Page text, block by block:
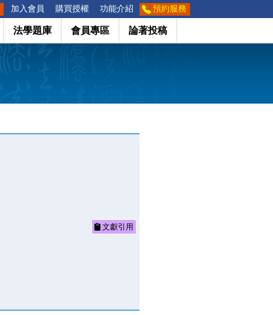
加入會員 購買授權 功能介紹 預約服務
法學題庫 會員專區 論著投稿
文獻引用